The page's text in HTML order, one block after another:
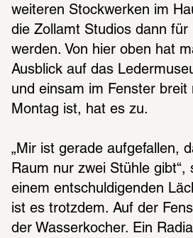
weiteren Stockwerken im
die Zollamt Studios dann für
werden. Von hier oben hat
Ausblick auf das
und einsam im Fenster breit
Montag ist, hat es zu.
„Mir ist gerade aufgefallen,
Raum nur zwei Stühle gibt“,
einem entschuldigenden
ist es trotzdem. Auf der
der Wasserkocher. Ein